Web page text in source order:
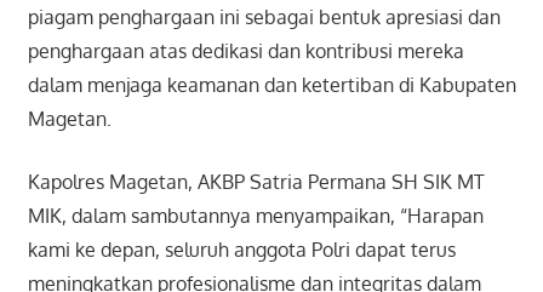
piagam penghargaan ini sebagai bentuk apresiasi dan
penghargaan atas dedikasi dan kontribusi mereka
dalam menjaga keamanan dan ketertiban di Kabupaten
Magetan.
Kapolres Magetan, AKBP Satria Permana SH SIK MT
MIK, dalam sambutannya menyampaikan, “Harapan
kami ke depan, seluruh anggota Polri dapat terus
meningkatkan profesionalisme dan integritas dalam